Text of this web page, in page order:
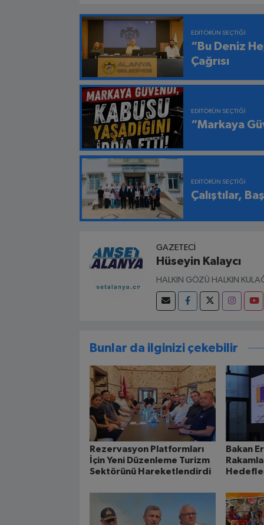
EDITÖRÜN SEÇTIĞI
“Bu Deniz
Çağrısı
EDITÖRÜN SEÇTIĞI
“Markaya
EDITÖRÜN SEÇTIĞI
Çalıştılar,
GAZETECI
Hüseyin Kalaycı
HALKIN GÖZÜ HALKIN
Bunlar da ilginizi çekebilir
Rezervasyon Platformları
İçin Yeni Düzenleme Turizm
Sektörünü Hareketlendirdi
Bakan